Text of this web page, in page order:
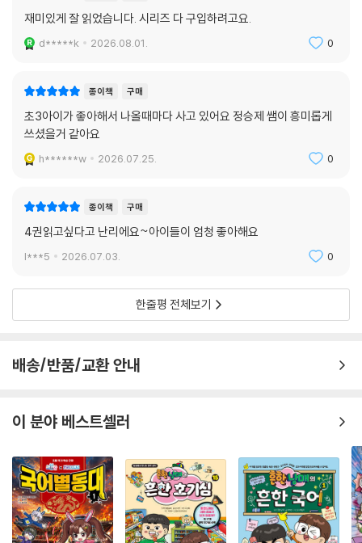
재미있게 잘 읽었습니다. 시리즈 다 구입하려고요.
d*****k 2026.08.01. 0
종이책 구매
초3아이가 좋아해서 나올때마다 사고 있어요 정승제 쌤이 흥미롭게
쓰셨을거 같아요
h******w 2026.07.25. 0
종이책 구매
4권읽고싶다고 난리에요~아이들이 엄청 좋아해요
l***5 2026.07.03. 0
한줄평 전체보기
배송/반품/교환 안내
이 분야 베스트셀러